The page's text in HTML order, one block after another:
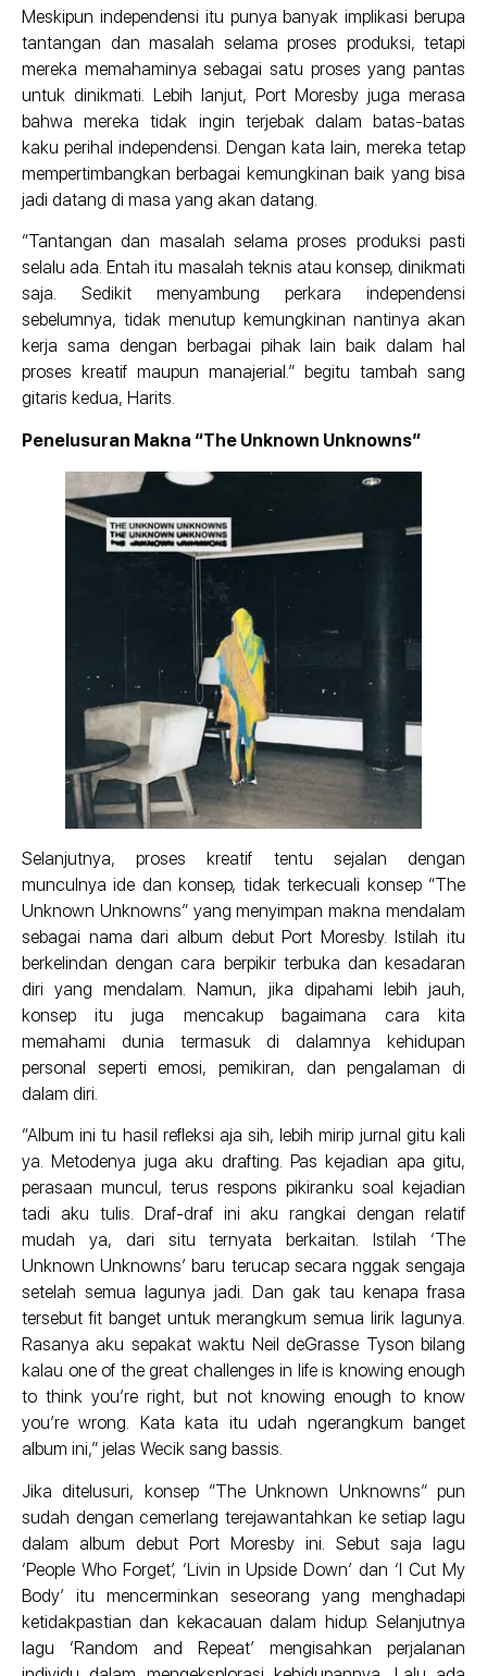
Meskipun independensi itu punya banyak implikasi berupa
tantangan dan masalah selama proses produksi, tetapi
mereka memahaminya sebagai satu proses yang pantas
untuk dinikmati. Lebih lanjut, Port Moresby juga merasa
bahwa mereka tidak ingin terjebak dalam batas-batas
kaku perihal independensi. Dengan kata lain, mereka tetap
mempertimbangkan berbagai kemungkinan baik yang bisa
jadi datang di masa yang akan datang.
“Tantangan dan masalah selama proses produksi pasti
selalu ada. Entah itu masalah teknis atau konsep, dinikmati
saja. Sedikit menyambung perkara independensi
sebelumnya, tidak menutup kemungkinan nantinya akan
kerja sama dengan berbagai pihak lain baik dalam hal
proses kreatif maupun manajerial.” begitu tambah sang
gitaris kedua, Harits.
Penelusuran Makna “The Unknown Unknowns”
Selanjutnya, proses kreatif tentu sejalan dengan
munculnya ide dan konsep, tidak terkecuali konsep “The
Unknown Unknowns” yang menyimpan makna mendalam
sebagai nama dari album debut Port Moresby. Istilah itu
berkelindan dengan cara berpikir terbuka dan kesadaran
diri yang mendalam. Namun, jika dipahami lebih jauh,
konsep itu juga mencakup bagaimana cara kita
memahami dunia termasuk di dalamnya kehidupan
personal seperti emosi, pemikiran, dan pengalaman di
dalam diri.
“Album ini tu hasil refleksi aja sih, lebih mirip jurnal gitu kali
ya. Metodenya juga aku drafting. Pas kejadian apa gitu,
perasaan muncul, terus respons pikiranku soal kejadian
tadi aku tulis. Draf-draf ini aku rangkai dengan relatif
mudah ya, dari situ ternyata berkaitan. Istilah ‘The
Unknown Unknowns’ baru terucap secara nggak sengaja
setelah semua lagunya jadi. Dan gak tau kenapa frasa
tersebut fit banget untuk merangkum semua lirik lagunya.
Rasanya aku sepakat waktu Neil deGrasse Tyson bilang
kalau one of the great challenges in life is knowing enough
to think you’re right, but not knowing enough to know
you’re wrong. Kata kata itu udah ngerangkum banget
album ini,” jelas Wecik sang bassis.
Jika ditelusuri, konsep “The Unknown Unknowns” pun
sudah dengan cemerlang terejawantahkan ke setiap lagu
dalam album debut Port Moresby ini. Sebut saja lagu
‘People Who Forget’, ‘Livin in Upside Down’ dan ‘I Cut My
Body’ itu mencerminkan seseorang yang menghadapi
ketidakpastian dan kekacauan dalam hidup. Selanjutnya
lagu ‘Random and Repeat’ mengisahkan perjalanan